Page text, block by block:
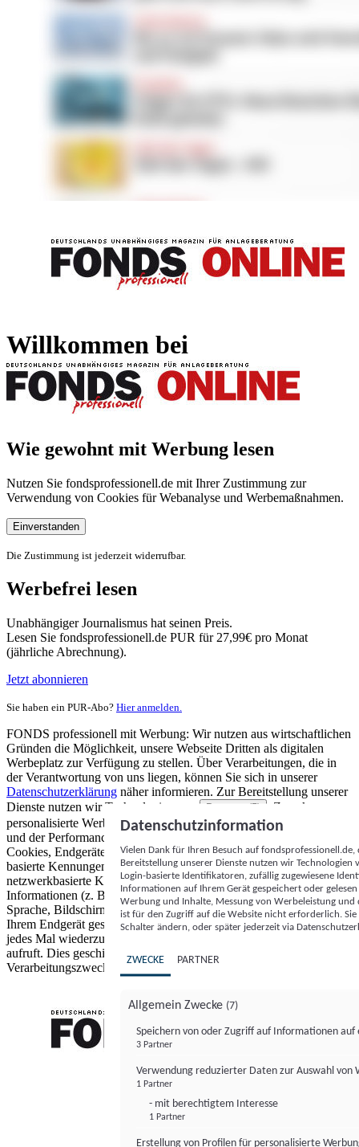
Willkommen bei
Wie gewohnt mit Werbung lesen
Nutzen Sie fondsprofessionell.de mit Ihrer Zustimmung zur
Verwendung von Cookies für Webanalyse und Werbemaßnahmen.
Einverstanden
Die Zustimmung ist jederzeit widerrufbar.
Werbefrei lesen
Unabhängiger Journalismus hat seinen Preis.
Lesen Sie fondsprofessionell.de PUR für 27,99€ pro Monat
(jährliche Abrechnung).
Jetzt abonnieren
Sie haben ein PUR-Abo? Hier anmelden.
FONDS professionell mit Werbung: Wir nutzen aus wirtschaftlichen
Gründen die Möglichkeit, unsere Webseite Dritten als digitalen
Werbeplatz zur Verfügung zu stellen. Über Verarbeitungen, die in
der Verantwortung von uns liegen, können Sie sich in unserer
Datenschutzerklärung näher informieren. Zur Bereitstellung unserer
Dienste nutzen wir Technologien von
Partnern (5)
. Zwecke:
personalisierte Werbung und Inhalte, Messung von Werbeleistung
und der Performance von Inhalten sowie Zielgruppenforschung.
Cookies, Endgeräte- oder ähnliche Online-Kennungen (z. B. login-
basierte Kennungen, zufällig generierte Kennungen,
netzwerkbasierte Kennungen) können zusammen mit anderen
Informationen (z. B. Browsertyp und Browserinformationen,
Sprache, Bildschirmgröße, unterstützte Technologien usw.) auf
Ihrem Endgerät gespeichert oder von dort ausgelesen werden, um es
jedes Mal wiederzuerkennen, wenn es eine App oder einer Webseite
aufruft. Dies geschieht für einen oder mehrere der hier aufgeführten
Verarbeitungszwecke.
Datenschutzinformation
Vielen Dank für Ihren Besuch auf
Bereitstellung unserer Dienste nutzen wir Technologien
Login-basierte Identifikatoren, zufällig zugewiesene
Informationen auf Ihrem Gerät gespeichert oder
Werbung und Inhalte, Messung von Werbeleistung
ist für den Zugriff auf die Website nicht erforderlich.
Schalter ändern, oder später jederzeit via
ZWECKE PARTNER
Allgemein Zwecke (7)
Speichern von oder Zugriff auf Informationen auf
3 Partner
Verwendung reduzierter Daten zur Auswahl von
1 Partner
- mit berechtigtem Interesse
1 Partner
Erstellung von Profilen für personalisierte
FONDS professionell